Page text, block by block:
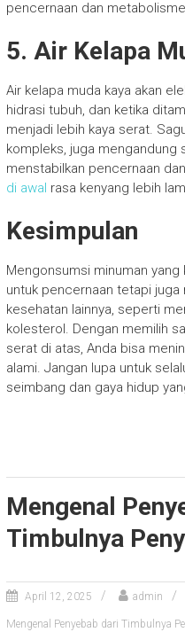
pencernaan dan
5. Air Kelapa
Air kelapa muda kaya akan
hidrasi tubuh, dan ketika
menjadi lebih kaya serat.
kompleks, juga mengandung
menstabilkan pencernaan
di awal rasa kenyang lebih
Kesimpulan
Mengonsumsi minuman
untuk pencernaan tetapi
kesehatan lainnya, seperti
kolesterol. Dengan memilih
serat di atas, Anda bisa
alami. Jangan lupa untuk
seimbang dan gaya hidup
Mengenal
Timbulnya
April 12, 2025 admin
Mengenal Penyebab dari Timbulnya